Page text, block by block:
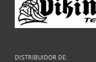
DISTRIBUIDOR DE: